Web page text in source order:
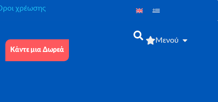
χρέωσης
Κάντε μια Δωρεά
Μενού